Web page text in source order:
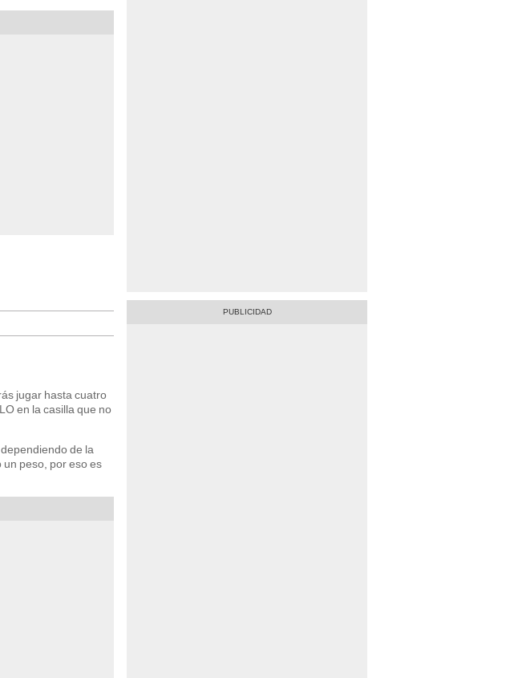
jugar hasta cuatro
en la casilla que no
de la
peso, por eso es